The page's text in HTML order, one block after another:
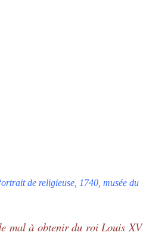
de religieuse, 1740, musée du
mal à obtenir du roi Louis XV